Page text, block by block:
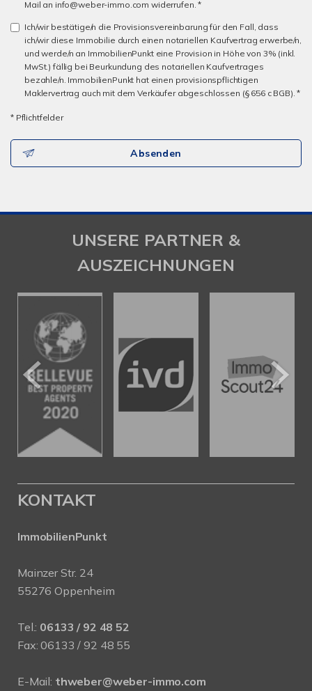
Mail an info@weber-immo.com widerrufen. *
Ich/wir bestätige/n die Provisionsvereinbarung für den Fall, dass
ich/wir diese Immobilie durch einen notariellen Kaufvertrag erwerbe/n,
und werde/n an ImmobilienPunkt eine Provision in Höhe von 3% (inkl.
MwSt.) fällig bei Beurkundung des notariellen Kaufvertrages
bezahle/n. ImmobilienPunkt hat einen provisionspflichtigen
Maklervertrag auch mit dem Verkäufer abgeschlossen (§ 656 c BGB). *
* Pflichtfelder
Absenden
UNSERE PARTNER &
AUSZEICHNUNGEN
KONTAKT
ImmobilienPunkt
Mainzer Str. 24
55276 Oppenheim
Tel.: 06133 / 92 48 52
Fax: 06133 / 92 48 55
E-Mail: thweber@weber-immo.com